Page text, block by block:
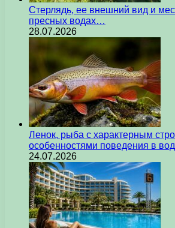
Стерлядь, ее внешний вид и
пресных водах…
28.07.2026
Ленок, рыба с характерным
особенностями поведения в
24.07.2026